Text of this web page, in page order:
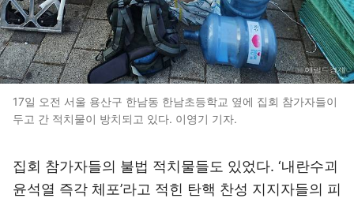
17일 오전 서울 용산구 한남동 한남초등학교 옆에 집회 참가자들이
두고 간 적치물이 방치되고 있다. 이영기 기자.
집회 참가자들의 불법 적치물들도 있었다. ‘내란수괴
윤석열 즉각 체포’라고 적힌 탄핵 찬성 지지자들의 피